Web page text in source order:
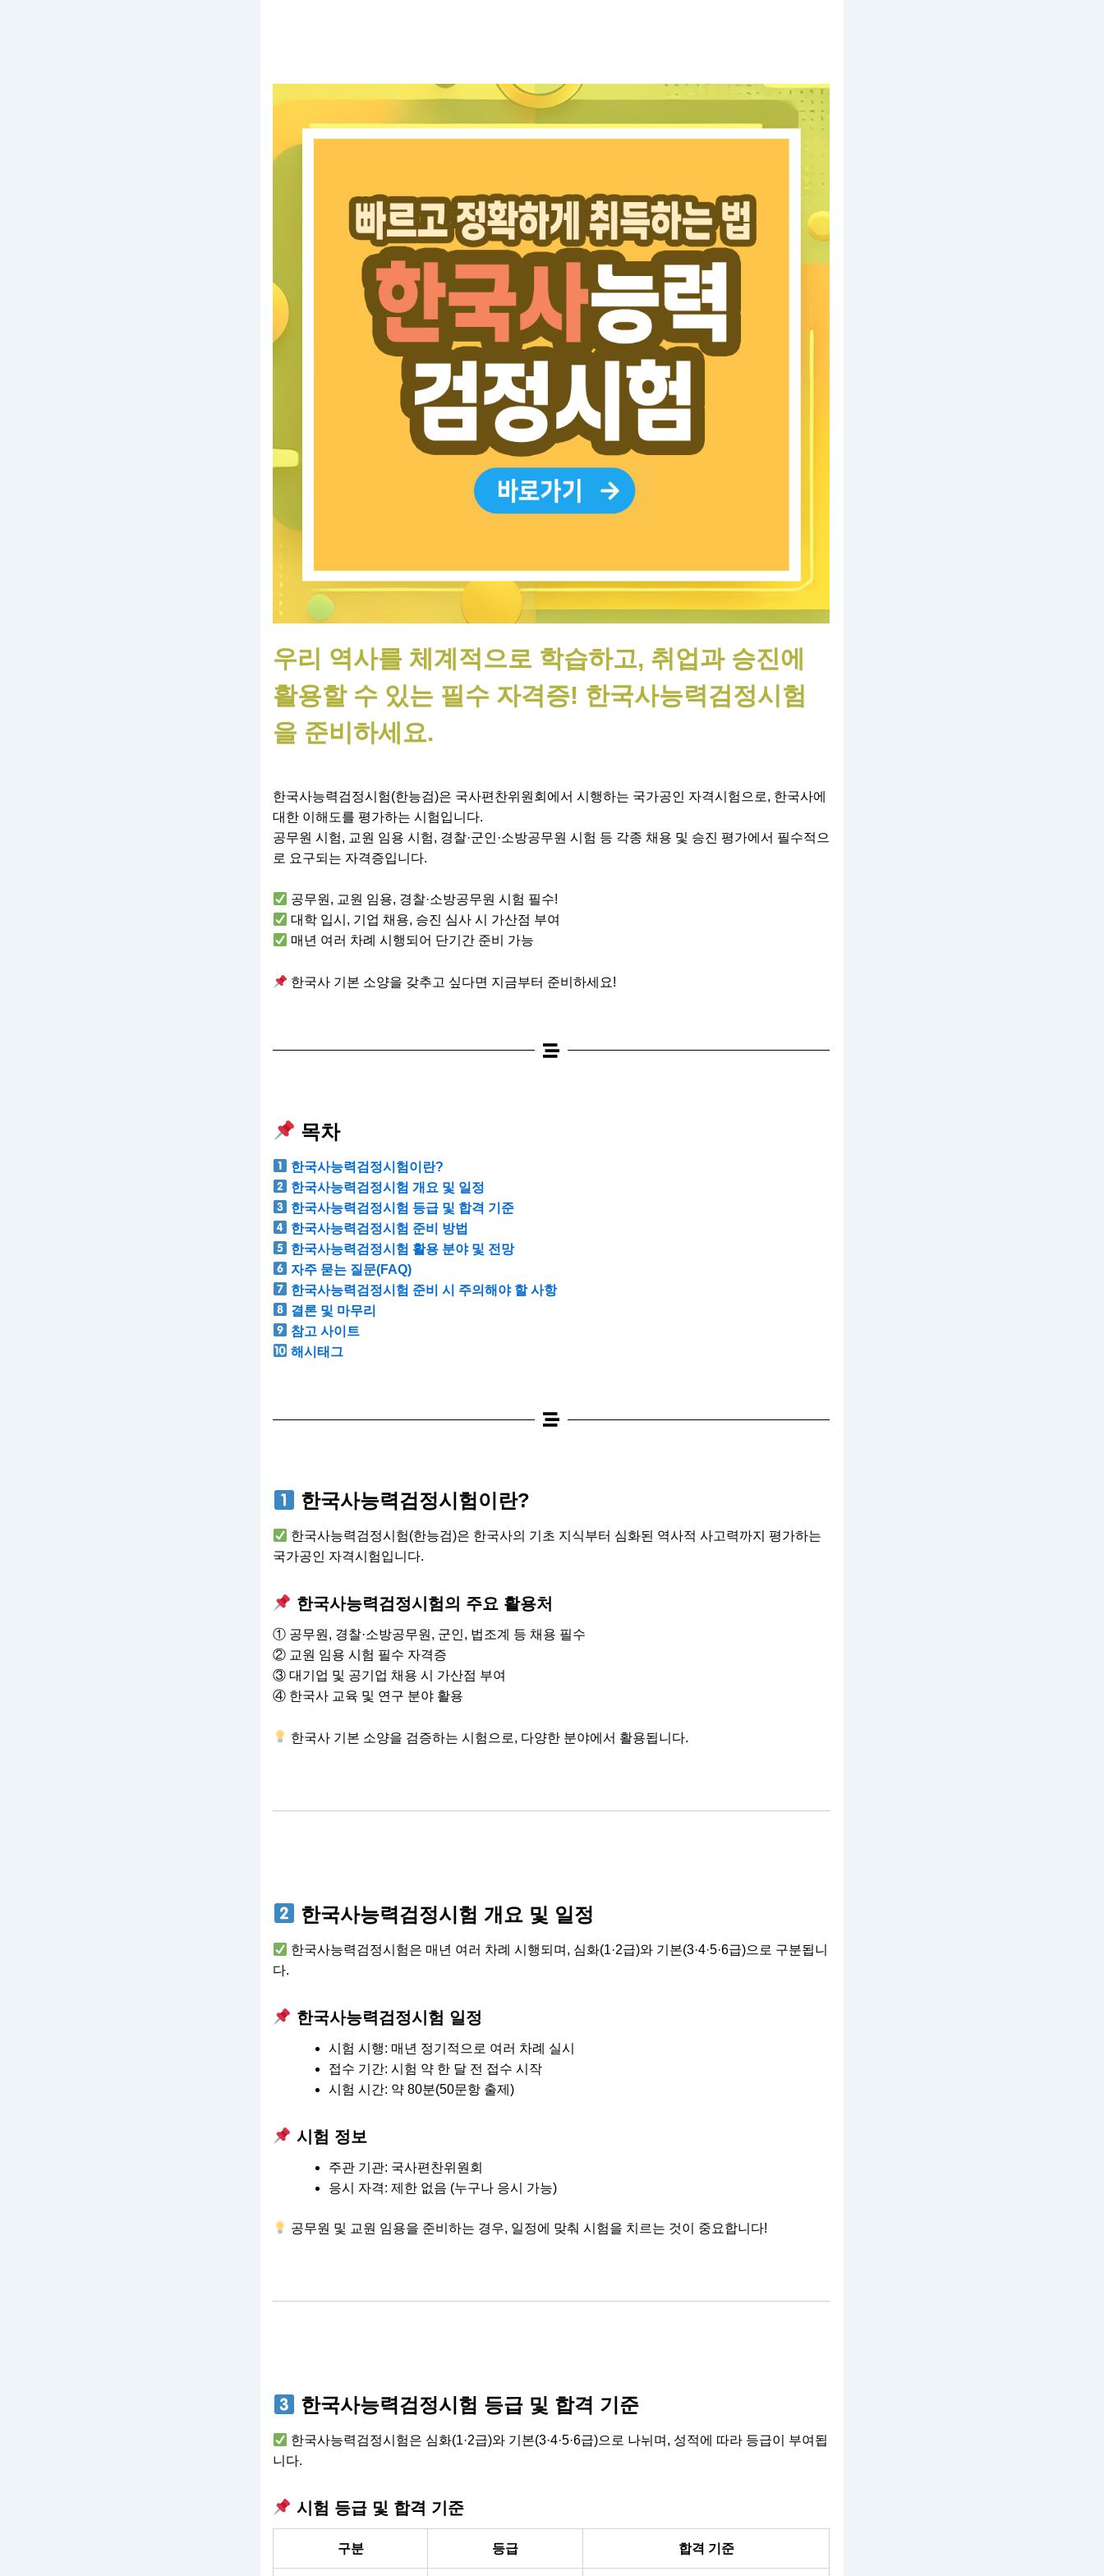
우리 역사를 체계적으로 학습하고, 취업과 승진에
활용할 수 있는 필수 자격증! 한국사능력검정시험
을 준비하세요.
한국사능력검정시험(한능검)은 국사편찬위원회에서 시행하는 국가공인 자격시험으로, 한국사에
대한 이해도를 평가하는 시험입니다.
공무원 시험, 교원 임용 시험, 경찰·군인·소방공무원 시험 등 각종 채용 및 승진 평가에서 필수적으
로 요구되는 자격증입니다.
공무원, 교원 임용, 경찰·소방공무원 시험 필수!
대학 입시, 기업 채용, 승진 심사 시 가산점 부여
매년 여러 차례 시행되어 단기간 준비 가능
한국사 기본 소양을 갖추고 싶다면 지금부터 준비하세요!
목차
한국사능력검정시험이란?
한국사능력검정시험 개요 및 일정
한국사능력검정시험 등급 및 합격 기준
한국사능력검정시험 준비 방법
한국사능력검정시험 활용 분야 및 전망
자주 묻는 질문(FAQ)
한국사능력검정시험 준비 시 주의해야 할 사항
결론 및 마무리
참고 사이트
해시태그
한국사능력검정시험이란?
한국사능력검정시험(한능검)은 한국사의 기초 지식부터 심화된 역사적 사고력까지 평가하는
국가공인 자격시험입니다.
한국사능력검정시험의 주요 활용처
① 공무원, 경찰·소방공무원, 군인, 법조계 등 채용 필수
② 교원 임용 시험 필수 자격증
③ 대기업 및 공기업 채용 시 가산점 부여
④ 한국사 교육 및 연구 분야 활용
한국사 기본 소양을 검증하는 시험으로, 다양한 분야에서 활용됩니다.
한국사능력검정시험 개요 및 일정
한국사능력검정시험은 매년 여러 차례 시행되며, 심화(1·2급)와 기본(3·4·5·6급)으로 구분됩니
다.
한국사능력검정시험 일정
시험 시행: 매년 정기적으로 여러 차례 실시
접수 기간: 시험 약 한 달 전 접수 시작
시험 시간: 약 80분(50문항 출제)
시험 정보
주관 기관: 국사편찬위원회
응시 자격: 제한 없음 (누구나 응시 가능)
공무원 및 교원 임용을 준비하는 경우, 일정에 맞춰 시험을 치르는 것이 중요합니다!
한국사능력검정시험 등급 및 합격 기준
한국사능력검정시험은 심화(1·2급)와 기본(3·4·5·6급)으로 나뉘며, 성적에 따라 등급이 부여됩
니다.
시험 등급 및 합격 기준
구분 등급 합격 기준